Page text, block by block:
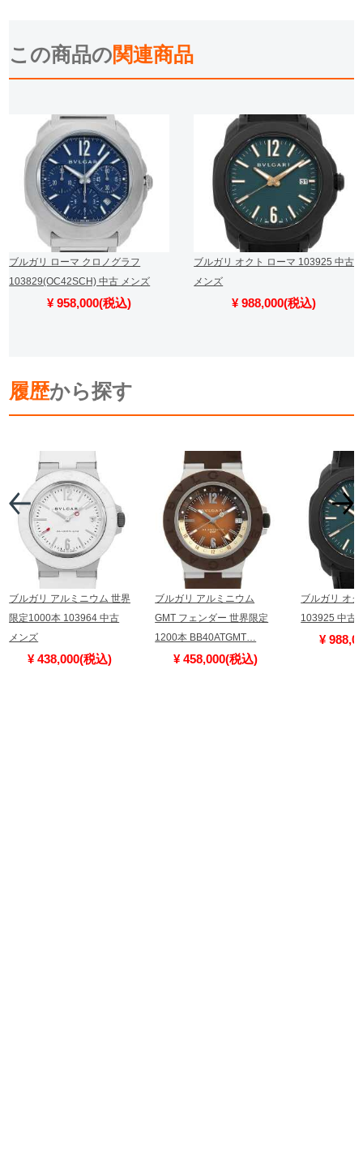
この商品の関連商品
ブルガリ ローマ クロノグラフ
103829(OC42SCH) 中古 メンズ
¥ 958,000(税込)
ブルガリ オクト ローマ 103925 中古
メンズ
¥ 988,000(税込)
履歴から探す
ブルガリ アルミニウム 世界
限定1000本 103964 中古
メンズ
¥ 438,000(税込)
ブルガリ アルミニウム
GMT フェンダー 世界限定
1200本 BB40ATGMT…
¥ 458,000(税込)
ブルガリ オ
103925 中古
¥